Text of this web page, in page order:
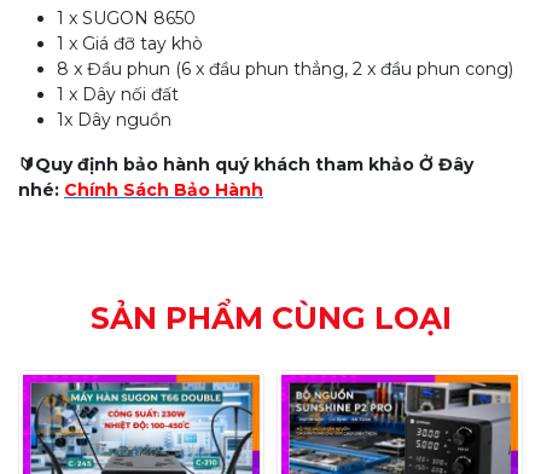
1 x SUGON 8650
1 x Giá đỡ tay khò
8 x Đầu phun (6 x đầu phun thẳng, 2 x đầu phun cong)
1 x Dây nối đất
1x Dây nguồn
🔰Quy định bảo hành quý khách tham khảo Ở Đây
nhé: Chính Sách Bảo Hành
SẢN PHẨM CÙNG LOẠI